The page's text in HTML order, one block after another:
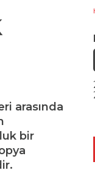
arasında
bir